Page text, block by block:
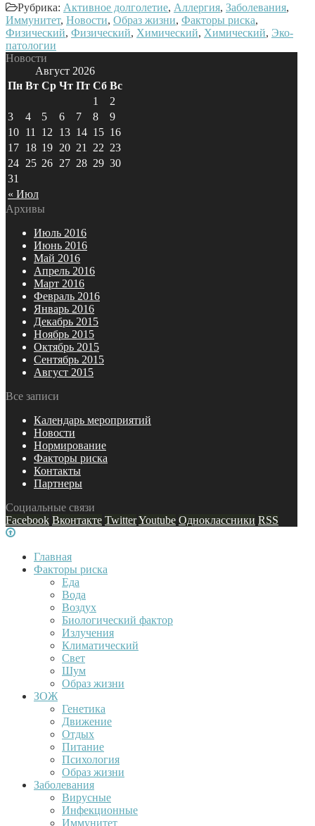
Рубрика: Активное долголетие, Аллергия, Заболевания,
Иммунитет, Новости, Образ жизни, Факторы риска,
Физический, Физический, Химический, Химический, Эко-
патологии
Новости
Август 2026
Пн Вт Ср Чт Пт Сб Вс
« Июл
1
2
3
4 5 6 7 8
9
10 11 12 13 14 15 16
17 18 19 20 21 22 23
24 25 26 27 28 29 30
31
Архивы
Июль 2016
Июнь 2016
Май 2016
Апрель 2016
Март 2016
Февраль 2016
Январь 2016
Декабрь 2015
Ноябрь 2015
Октябрь 2015
Сентябрь 2015
Август 2015
Все записи
Календарь мероприятий
Новости
Нормирование
Факторы риска
Контакты
Партнеры
Социальные связи
Facebook Вконтакте TwitterYoutube Одноклассники RSS
Главная
Факторы риска
Еда
Вода
Воздух
Биологический фактор
Излучения
Климатический
Свет
Шум
Образ жизни
ЗОЖ
Генетика
Движение
Отдых
Питание
Психология
Образ жизни
Заболевания
Вирусные
Инфекционные
Иммунитет